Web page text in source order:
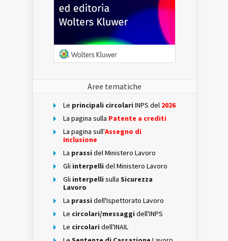
Aree tematiche
Le principali circolari INPS del 2026
La pagina sulla Patente a crediti
La pagina sull'Assegno di
Inclusione
La prassi del Ministero Lavoro
Gli interpelli del Ministero Lavoro
Gli interpelli sulla Sicurezza
Lavoro
La prassi dell'Ispettorato Lavoro
Le circolari/messaggi dell'INPS
Le circolari dell'INAIL